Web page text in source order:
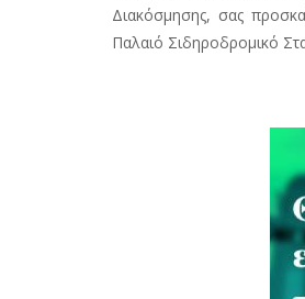
Διακόσμησης, σας
Παλαιό Σιδηροδρομικό